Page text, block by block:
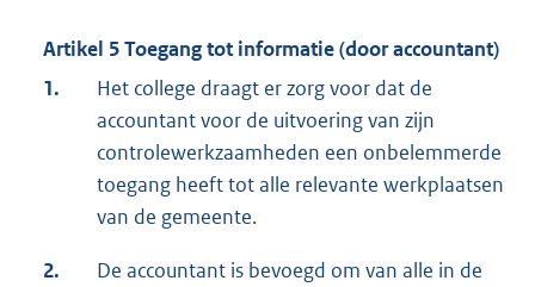
Artikel 5 Toegang tot informatie (door accountant)
1.
Het college draagt er zorg voor dat de
accountant voor de uitvoering van zijn
controlewerkzaamheden een onbelemmerde
toegang heeft tot alle relevante werkplaatsen
van de gemeente.
2.
De accountant is bevoegd om van alle in de